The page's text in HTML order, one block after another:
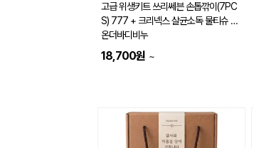
고급 위생키트 쓰리쎄븐 손톱깎이(7PC
S) 777 + 크리넥스 살균소독 물티슈 +
온더바디비누
18,700원 ~